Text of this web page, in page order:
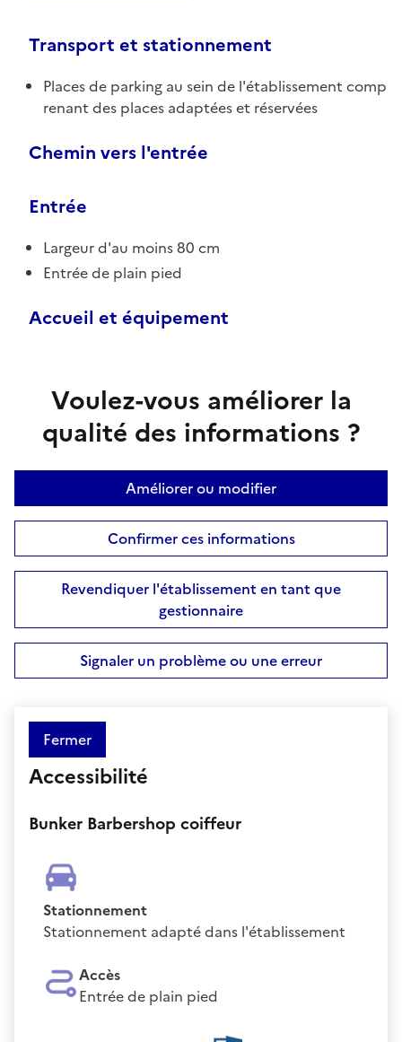
Transport et stationnement
Places de parking au sein de l'établissement comp
renant des places adaptées et réservées
Chemin vers l'entrée
Entrée
Largeur d'au moins 80 cm
Entrée de plain pied
Accueil et équipement
Voulez-vous améliorer la
qualité des informations ?
Améliorer ou modifier
Confirmer ces informations
Revendiquer l'établissement en tant que
gestionnaire
Signaler un problème ou une erreur
Fermer
Accessibilité
Bunker Barbershop coiffeur
Stationnement
Stationnement adapté dans l'établissement
Accès
Entrée de plain pied